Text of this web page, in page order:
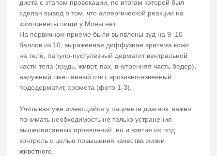
диета с этапом провокации, по итогам которой был
сделан вывод о том, что аллергической реакции на
компоненты пищи у Моны нет.
На первичном приеме были выявлены зуд на 9–10
баллов из 10, выраженная диффузная эритема кожи
на теле, папуло-пустулезный дерматит вентральной
части тела (грудь, живот, пах, внутренняя часть бедер),
наружный смешанный отит, эрозивно-язвенный
пододерматит, хромота (фото 1-3).
Учитывая уже имеющийся у пациента диагноз, важно
понимать необходимость не только устранения
вышеописанных проявлений, но и взятия их под
контроль с целью повышения качества жизни
животного.